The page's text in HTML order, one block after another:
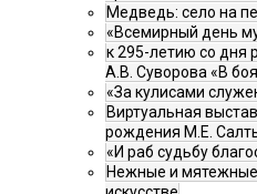
Медведь: село на
«Всемирный день
к 295-летию со дня
А.В. Суворова «В
«За кулисами
Виртуальная
рождения М.Е.
«И раб судьбу
Нежные и